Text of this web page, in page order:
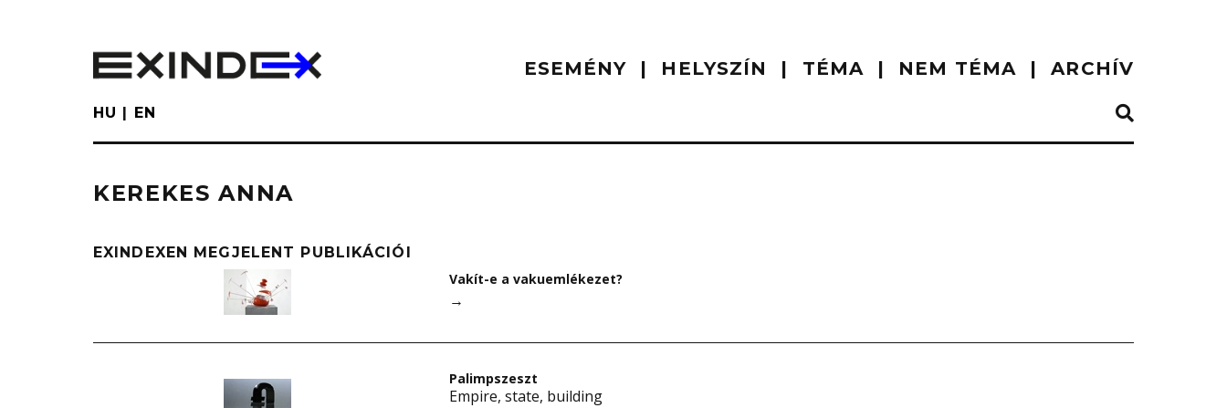
ESEMÉNY HELYSZÍN TÉMA NEM TÉMA ARCHÍV
HU EN
KEREKES ANNA
EXINDEXEN MEGJELENT PUBLIKÁCIÓI
Vakít-e a vakuemlékezet?
→
Palimpszeszt
Empire, state, building